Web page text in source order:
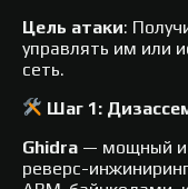
Цель атаки:
управлять им или
сеть.
Шаг 1:
Ghidra — мощный и
реверс-